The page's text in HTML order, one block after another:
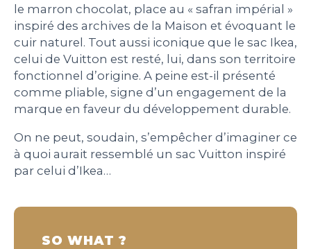
le marron chocolat, place au « safran impérial »
inspiré des archives de la Maison et évoquant le
cuir naturel. Tout aussi iconique que le sac Ikea,
celui de Vuitton est resté, lui, dans son territoire
fonctionnel d’origine. A peine est-il présenté
comme pliable, signe d’un engagement de la
marque en faveur du développement durable.
On ne peut, soudain, s’empêcher d’imaginer ce
à quoi aurait ressemblé un sac Vuitton inspiré
par celui d’Ikea…
SO WHAT ?